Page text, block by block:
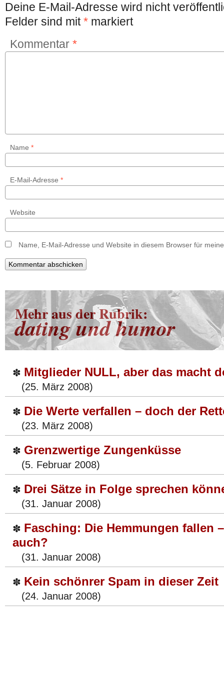
Deine E-Mail-Adresse wird nicht
Felder sind mit* markiert
Kommentar *
Name *
E-Mail-Adresse *
Website
Name, E-Mail-Adresse und Website in diesem Browser für
Mehr aus der Rubrik:
dating und humor
✽ Mitglieder NULL, aber das macht
(25. März 2008)
✽ Die Werte verfallen – doch der
(23. März 2008)
✽ Grenzwertige Zungenküsse
(5. Februar 2008)
✽ Drei Sätze in Folge sprechen
(31. Januar 2008)
✽ Fasching: Die Hemmungen fallen
auch?
(31. Januar 2008)
✽ Kein schönrer Spam in dieser Zeit
(24. Januar 2008)